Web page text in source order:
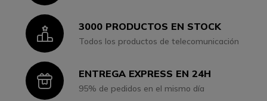
Icon3000 PRODUCTOS EN STOCK
Todos los productos de telecomunicación
IconENTREGA EXPRESS EN 24H
95% de pedidos en el mismo día